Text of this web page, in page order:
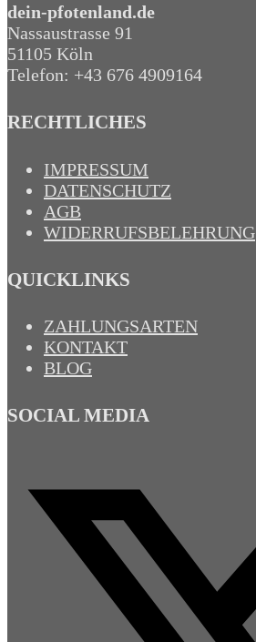
dein-pfotenland.de
Nassaustrasse 91
51105 Köln
Telefon: +43 676 4909164‬
RECHTLICHES
IMPRESSUM
DATENSCHUTZ
AGB
WIDERRUFSBELEHRUNG
QUICKLINKS
ZAHLUNGSARTEN
KONTAKT
BLOG
SOCIAL MEDIA